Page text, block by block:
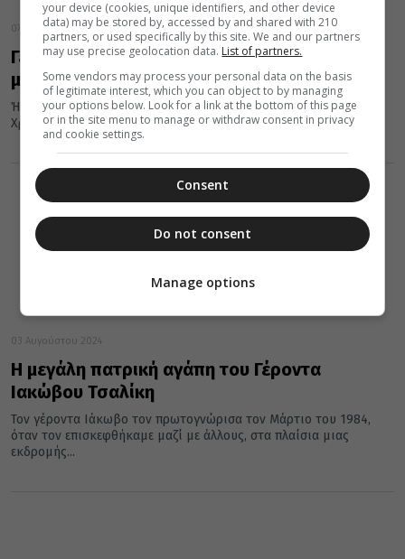
07 Αυγούστου 2024
Γέροντας Ιάκωβος Τσαλίκης: Προσφέρω ό,τι
μπορώ στους αδελφούς μου
Ήρθα εδώ στο Μοναστήρι όχι για να υψηλοφρονώ. Ο ίδιος ο
Χριστός μας που είναι Θεός, ταπεινώθηκε πιο κάτω...
03 Αυγούστου 2024
Η μεγάλη πατρική αγάπη του Γέροντα
Ιακώβου Τσαλίκη
Τον γέροντα Ιάκωβο τον πρωτογνώρισα τον Μάρτιο του 1984,
όταν τον επισκεφθήκαμε μαζί με άλλους, στα πλαίσια μιας
εκδρομής...
your device (cookies, unique identifiers, and other device
data) may be stored by, accessed by and shared with 210
partners, or used specifically by this site. We and our partners
may use precise geolocation data. List of partners.
Some vendors may process your personal data on the basis
of legitimate interest, which you can object to by managing
your options below. Look for a link at the bottom of this page
or in the site menu to manage or withdraw consent in privacy
and cookie settings.
Consent
Do not consent
Manage options